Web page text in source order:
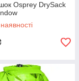
Osprey DrySack